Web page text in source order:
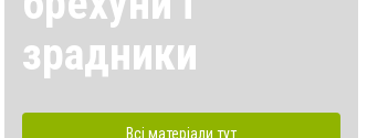
зрадники
Всі матеріали тут